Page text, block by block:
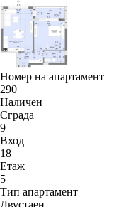
Номер на апартамент
290
Наличен
Сграда
9
Вход
18
Етаж
5
Тип апартамент
Двустаен